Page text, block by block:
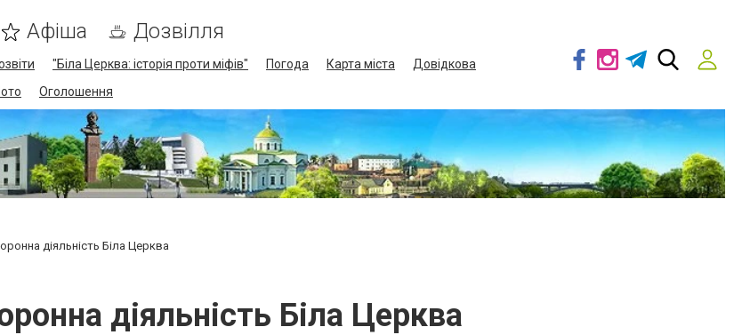
Афіша Дозвілля
"Біла Церква: історія проти міфів" Погода Карта міста
Довідкова
Оголошення
діяльність Біла Церква
діяльність Біла Церква